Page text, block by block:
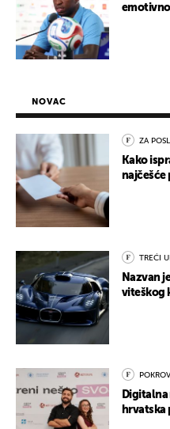
NOVAC
ZA
Kako
najčešće
TREĆI
Nazvan
viteškog
Digitalna
hrvatska